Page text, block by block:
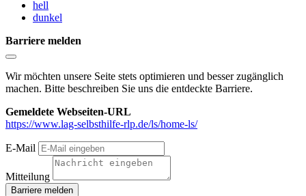
hell
dunkel
Barriere melden
Wir möchten unsere Seite stets optimieren und besser zugänglich
machen. Bitte beschreiben Sie uns die entdeckte Barriere.
Gemeldete Webseiten-URL
https://www.lag-selbsthilfe-rlp.de/ls/home-ls/
E-Mail
Mitteilung